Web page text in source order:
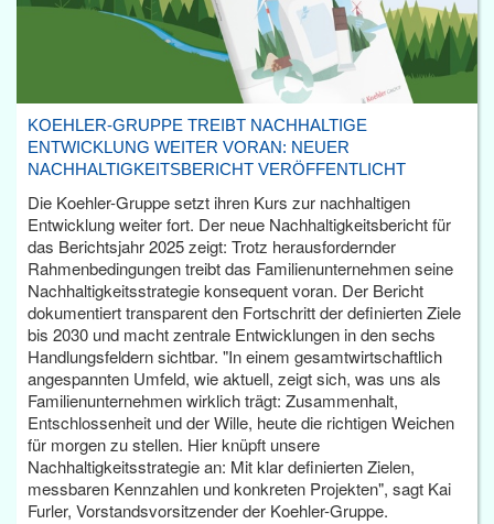
KOEHLER-GRUPPE TREIBT NACHHALTIGE
ENTWICKLUNG WEITER VORAN: NEUER
NACHHALTIGKEITSBERICHT VERÖFFENTLICHT
Die Koehler-Gruppe setzt ihren Kurs zur nachhaltigen
Entwicklung weiter fort. Der neue Nachhaltigkeitsbericht für
das Berichtsjahr 2025 zeigt: Trotz herausfordernder
Rahmenbedingungen treibt das Familienunternehmen seine
Nachhaltigkeitsstrategie konsequent voran. Der Bericht
dokumentiert transparent den Fortschritt der definierten Ziele
bis 2030 und macht zentrale Entwicklungen in den sechs
Handlungsfeldern sichtbar. "In einem gesamtwirtschaftlich
angespannten Umfeld, wie aktuell, zeigt sich, was uns als
Familienunternehmen wirklich trägt: Zusammenhalt,
Entschlossenheit und der Wille, heute die richtigen Weichen
für morgen zu stellen. Hier knüpft unsere
Nachhaltigkeitsstrategie an: Mit klar definierten Zielen,
messbaren Kennzahlen und konkreten Projekten", sagt Kai
Furler, Vorstandsvorsitzender der Koehler-Gruppe.